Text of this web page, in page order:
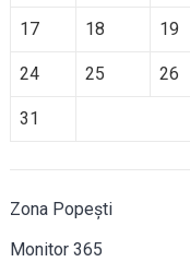
17 18 19
24 25 26
31
Zona Popești
Monitor 365